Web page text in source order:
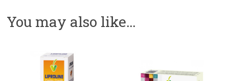
You may also like…